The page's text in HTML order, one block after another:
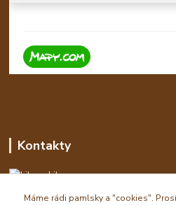
Kontakty
Libor
Máme rádi pamlsky a "cookies".